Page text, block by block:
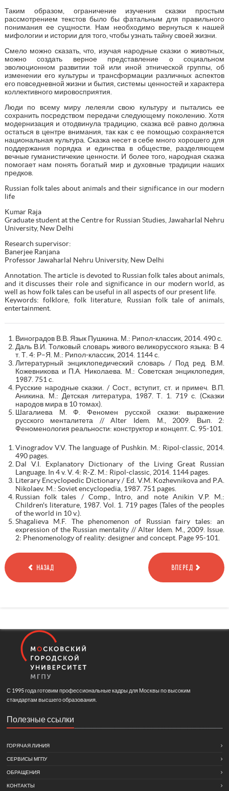
Таким образом, ограничение изучения сказки простым
рассмотрением текстов было бы фатальным для правильного
понимания ее сущности. Нам необходимо вернуться к нашей
мифологии и истории для того, чтобы узнать тайну своей жизни.
Смело можно сказать, что, изучая народные сказки о животных,
можно создать верное представление о социальном
эволюционном развитии той или иной этнической группы, об
изменении его культуры и трансформации различных аспектов
его повседневной жизни и бытия, системы ценностей и характера
коллективного мировосприятия.
Люди по всему миру лелеяли свою культуру и пытались ее
сохранить посредством передачи следующему поколению. Хотя
модернизация и отодвинула традицию, сказка всё равно должна
остаться в центре внимания, так как с ее помощью сохраняется
национальная культура. Сказка несет в себе много хорошего для
поддержания порядка и единства в обществе, разделяющем
вечные гуманистичекие ценности. И более того, народная сказка
помогает нам понять богатый мир и духовные традиции наших
предков.
Russian folk tales about animals and their significance in our modern
life
Kumar Raja
Graduate student at the Centre for Russian Studies, Jawaharlal Nehru
University, New Delhi
Research supervisor:
Banerjee Ranjana
Professor Jawaharlal Nehru University, New Delhi
Annotation. The article is devoted to Russian folk tales about animals,
and it discusses their role and significance in our modern world, as
well as how folk tales can be useful in all aspects of our present life.
Keywords: folklore, folk literature, Russian folk tale of animals,
entertainment.
Виноградов В.В. Язык Пушкина. М.: Рипол-классик, 2014. 490 с.
Даль В.И. Толковый словарь живого великорусского языка: В 4
т. Т. 4: Р–Я. М.: Рипол-классик, 2014. 1144 c.
Литературный энциклопедический словарь / Под ред. В.М.
Кожевникова и П.А. Николаева. М.: Советская энциклопедия,
1987. 751 c.
Русские народные сказки. / Сост., вступит, ст. и примеч. В.П.
Аникина. М.: Детская литература, 1987. Т. 1. 719 с. (Сказки
народов мира в 10 томах).
Шагалиева М. Ф. Феномен русской сказки: выражение
русского менталитета // Alter Idem. М., 2009. Вып. 2:
Феноменология реальности: конструктор и концепт. С. 95-101.
Vinogradov V.V. The language of Pushkin. M.: Ripol-classic, 2014.
490 pages.
Dal V.I. Explanatory Dictionary of the Living Great Russian
Language. In 4 v. V. 4: R-Z. M.: Ripol-classic, 2014. 1144 pages.
Literary Encyclopedic Dictionary / Ed. V.M. Kozhevnikova and P.A.
Nikolaev. M.: Soviet encyclopedia, 1987. 751 pages.
Russian folk tales / Comp., Intro, and note Anikin V.P. M.:
Children's literature, 1987. Vol. 1. 719 pages (Tales of the peoples
of the world in 10 v.).
Shagalieva M.F. The phenomenon of Russian fairy tales: an
expression of the Russian mentality // Alter Idem. M., 2009. Issue.
2: Phenomenology of reality: designer and concept. Page 95-101.
НАЗАД ВПЕРЕД
С 1995 года готовим профессиональные кадры для Москвы по высоким
стандартам высшего образования.
Полезные ссылки
ГОРЯЧАЯ ЛИНИЯ
СЕРВИСЫ МГПУ
ОБРАЩЕНИЯ
КОНТАКТЫ